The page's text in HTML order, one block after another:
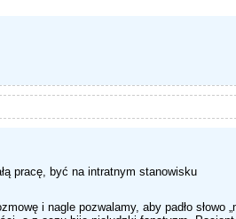
pracę, być na intratnym stanowisku
i nagle pozwalamy, aby padło słowo